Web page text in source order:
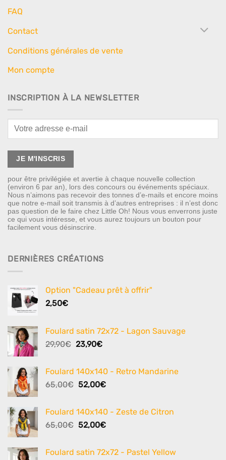
FAQ
Contact
Conditions générales de vente
Mon compte
INSCRIPTION À LA NEWSLETTER
pour être privilégiée et avertie à chaque nouvelle collection
(environ 6 par an), lors des concours ou événements spéciaux.
Nous n’aimons pas recevoir des tonnes d’e-mails et encore moins
que notre e-mail soit transmis à d’autres entreprises : il n’est donc
pas question de le faire chez Little Oh! Nous vous enverrons juste
ce qui vous intéresse, et vous aurez toujours un bouton pour
facilement vous désinscrire.
DERNIÈRES CRÉATIONS
Option "Cadeau prêt à offrir"
2,50€
Foulard satin 72x72 - Lagon Sauvage
29,90€ Le
était :
29,90€.
23,90€Le
est :
23,90€.
Foulard 140x140 - Retro Mandarine
65,00€ Le
était :
65,00€.
52,00€Le
est :
52,00€.
Foulard 140x140 - Zeste de Citron
65,00€ Le
était :
52,00€Le
est :
Foulard satin 72x72 - Pastel Yellow